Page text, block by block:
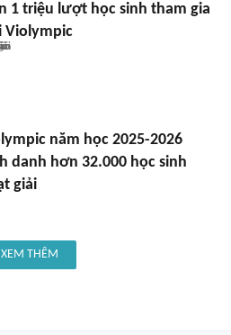
1 triệu lượt học sinh tham gia
Violympic
năm học 2025-2026
danh hơn 32.000 học sinh
giải
XEM THÊM